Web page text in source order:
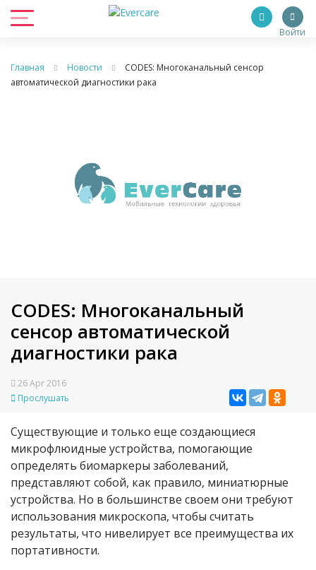
Войти
Главная Новости
CODES: Многоканальный сенсор
автоматической диагностики рака
CODES: Многоканальный
сенсор автоматической
диагностики рака
26 Apr 2016
Прослушать
Существующие и только еще создающиеся
микрофлюидные устройства, помогающие
определять биомаркеры заболеваний,
представляют собой, как правило, миниатюрные
устройства. Но в большинстве своем они требуют
использования микроскопа, чтобы считать
результаты, что нивелирует все преимущества их
портативности.